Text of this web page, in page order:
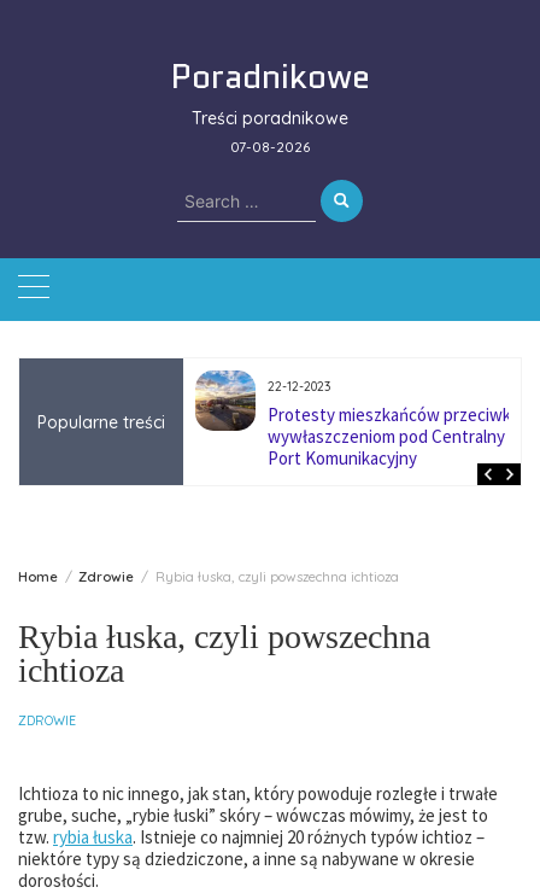
Poradnikowe
Treści poradnikowe
07-08-2026
Search
for:
Popularne treści
się na zmianę
w firmach
22-12-2023
Protesty mieszkańców przeciwko
wywłaszczeniom pod Centralny
Port Komunikacyjny
Home Zdrowie Rybia łuska, czyli powszechna ichtioza
Rybia łuska, czyli powszechna
ichtioza
ZDROWIE
Ichtioza to nic innego, jak stan, który powoduje rozległe i trwałe
grube, suche, „rybie łuski” skóry – wówczas mówimy, że jest to
tzw. rybia łuska. Istnieje co najmniej 20 różnych typów ichtioz –
niektóre typy są dziedziczone, a inne są nabywane w okresie
dorosłości.